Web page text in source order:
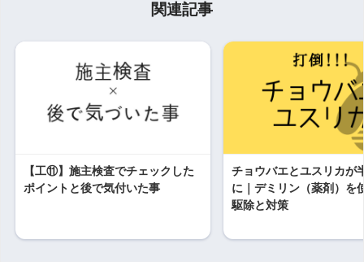
関連記事
【工⑪】施主検査でチェックした
ポイントと後で気付いた事
チョウバエとユスリカが
に｜デミリン（薬剤）を
駆除と対策